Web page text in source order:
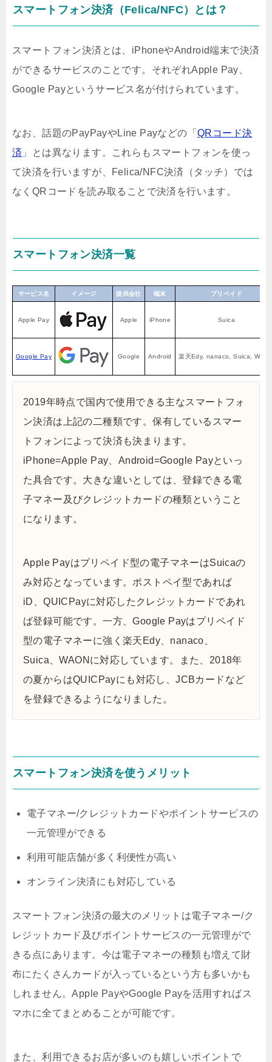
スマートフォン決済（Felica/NFC）とは？
スマートフォン決済とは、iPhoneやAndroid端末で決済
ができるサービスのことです。それぞれApple Pay、
Google Payというサービス名が付けられています。
なお、話題のPayPayやLine Payなどの「 QRコード決
済 」とは異なります。これらもスマートフォンを使っ
て決済を行いますが、Felica/NFC決済（タッチ）では
なくQRコードを読み取ることで決済を行います。
スマートフォン決済一覧
サービス名 イメージ 提供会社 端末 プリペイド
Apple Pay Apple iPhone Suica
Google Pay Google Android 楽天Edy, nanaco, Suica,
2019年時点で国内で使用できる主なスマートフォ
ン決済は上記の二種類です。保有しているスマー
トフォンによって決済も決まります。
iPhone=Apple Pay、Android=Google Payといっ
た具合です。大きな違いとしては、登録できる電
子マネー及びクレジットカードの種類ということ
になります。
Apple Payはプリペイド型の電子マネーはSuicaの
み対応となっています。ポストペイ型であれば
iD、QUICPayに対応したクレジットカードであれ
ば登録可能です。一方、Google Payはプリペイド
型の電子マネーに強く楽天Edy、nanaco、
Suica、WAONに対応しています。また、2018年
の夏からはQUICPayにも対応し、JCBカードなど
を登録できるようになりました。
スマートフォン決済を使うメリット
電子マネー/クレジットカードやポイントサービスの
一元管理ができる
利用可能店舗が多く利便性が高い
オンライン決済にも対応している
スマートフォン決済の最大のメリットは電子マネー/ク
レジットカード及びポイントサービスの一元管理がで
きる点にあります。今は電子マネーの種類も増えて財
布にたくさんカードが入っているという方も多いかも
しれません。Apple PayやGoogle Payを活用すればス
マホに全てまとめることが可能です。
また、利用できるお店が多いのも嬉しいポイントで